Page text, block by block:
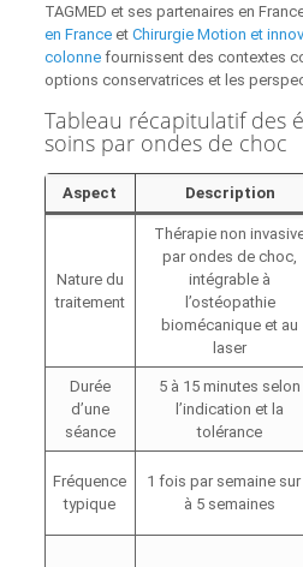
TAGMED et ses partenaires en
en Franceet Chirurgie Motion et
colonnefournissent des contextes
options conservatrices et les
Tableau récapitulatif des
soins par ondes de choc
Aspect Description
Nature du
traitement
Thérapie non
par ondes de choc,
intégrable à
l’ostéopathie
biomécanique et au
laser
Durée
d’une
séance
5 à 15 minutes selon
l’indication et la
tolérance
Fréquence
typique
1 fois par semaine sur
à 5 semaines